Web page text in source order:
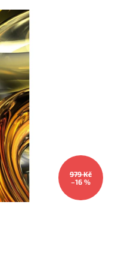
979 Kč
–16 %